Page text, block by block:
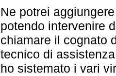
Ne potrei
potendo intervenire
chiamare il cognato
tecnico di
ho sistemato i vari